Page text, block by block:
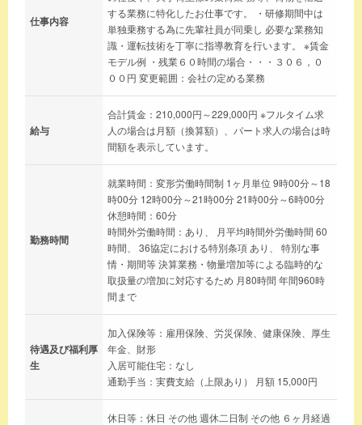
仕事内容
する業務に特化したお仕事です。 ・研修期間中は
単独乗務する為に先輩社員が同乗し 必要な業務知
識・運転技術を丁寧に指導教育を行います。 ※賃金
モデル例 ・残業６０時間の場合・・・３０６，０
００円 変更範囲：会社の定める業務
給与
合計賃金：210,000円～229,000円 ※フルタイム求
人の場合は月額（換算額）、パート求人の場合は時
間額を表示しています。
勤務時間
就業時間：変形労働時間制 1ヶ月単位 9時00分～18
時00分 12時00分～21時00分 21時00分～6時00分
休憩時間：60分
時間外労働時間：あり、 月平均時間外労働時間 60
時間、 36協定における特別条項 あり、 特別な事
情・期間等 決算業務・物量増加等による臨時的な
取扱量の増加に対応するため 月80時間 年間960時
間まで
待遇及び福利厚
生
加入保険等：雇用保険、労災保険、健康保険、厚生
年金、財形
入居可能住宅：なし
通勤手当：実費支給（上限あり） 月額 15,000円
休日等：休日 その他 週休二日制 その他 ６ヶ月経過